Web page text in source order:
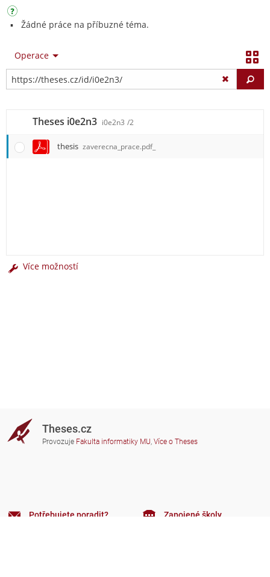
Žádné práce na příbuzné téma.
Operace
Theses i0e2n3 i0e2n3 /2
thesis zaverecna_prace.pdf_
Více možností
Theses.cz
Provozuje Fakulta informatiky MU, Více o Theses
Potřebujete poradit? Zapojené školy